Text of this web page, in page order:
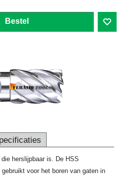
Bestel
herslijpbaar is. De HSS
gebruikt voor het boren van gaten in